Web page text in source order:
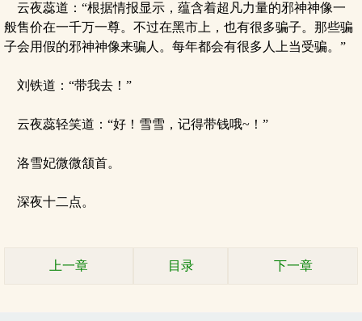
云夜蕊道：“根据情报显示，蕴含着超凡力量的邪神神像一
般售价在一千万一尊。不过在黑市上，也有很多骗子。那些骗
子会用假的邪神神像来骗人。每年都会有很多人上当受骗。”
刘铁道：“带我去！”
云夜蕊轻笑道：“好！雪雪，记得带钱哦~！”
洛雪妃微微颔首。
深夜十二点。
上一章 目录 下一章